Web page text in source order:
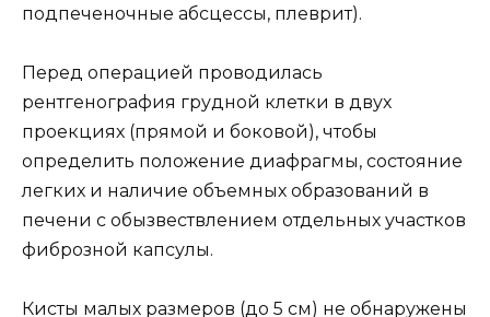
подпеченочные абсцессы, плеврит).
Перед операцией проводилась
рентгенография грудной клетки в двух
проекциях (прямой и боковой), чтобы
определить положение диафрагмы, состояние
легких и наличие объемных образований в
печени с обызвествлением отдельных участков
фиброзной капсулы.
Кисты малых размеров (до 5 см) не обнаружены